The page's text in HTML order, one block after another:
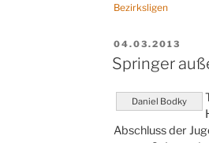
Bezirksligen
AM
04.03.2013
Springer
Daniel Bodky
Abschluss der